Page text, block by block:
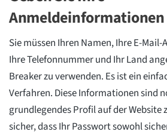
Sie müssen Ihren Namen, Ihre E-
Ihre Telefonnummer und Ihr Land
Breaker zu verwenden. Es ist ein
Verfahren. Diese Informationen sind
grundlegendes Profil auf der Website
sicher, dass Ihr Passwort sowohl